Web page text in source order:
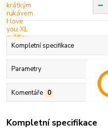
Kompletní specifikace
Parametry
Komentáře 0
Kompletní specifikace